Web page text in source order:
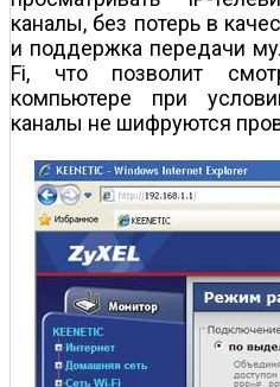
каналы, без потерь в
и поддержка передачи
Fi, что позволит
компьютере при
каналы не шифруются